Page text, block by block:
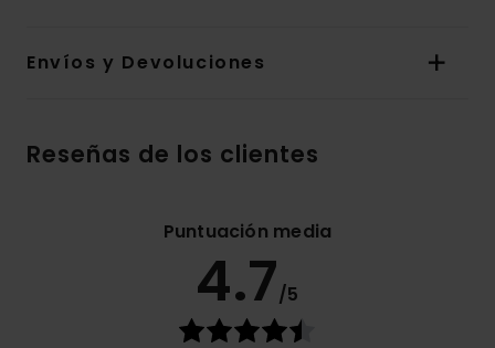
Envíos y Devoluciones
Reseñas de los clientes
Puntuación media
4.7/5